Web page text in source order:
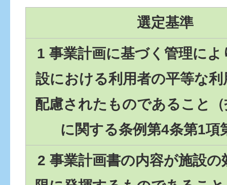
選定基準
1 事業計画に基づく管理によ
設における利用者の平等な
配慮されたものであること
に関する条例第4条第1項
2 事業計画書の内容が施設の